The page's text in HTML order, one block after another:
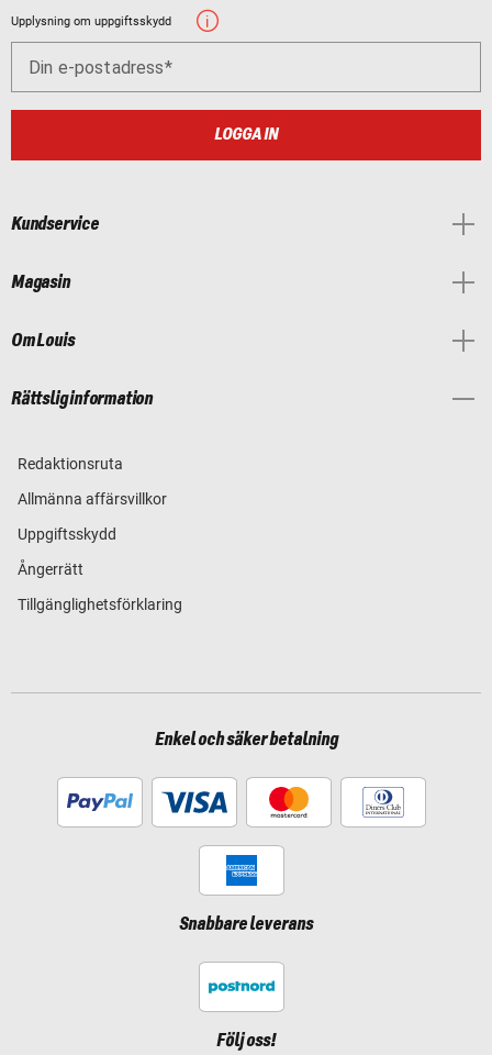
Upplysning om uppgiftsskydd
Din e-postadress
LOGGA IN
Kundservice
Magasin
Om Louis
Rättslig information
Redaktionsruta
Allmänna affärsvillkor
Uppgiftsskydd
Ångerrätt
Tillgänglighetsförklaring
Enkel och säker betalning
Snabbare leverans
Följ oss!